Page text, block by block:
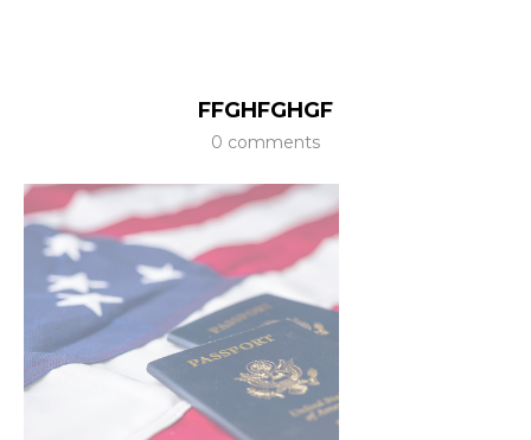
FFGHFGHGF
0 comments